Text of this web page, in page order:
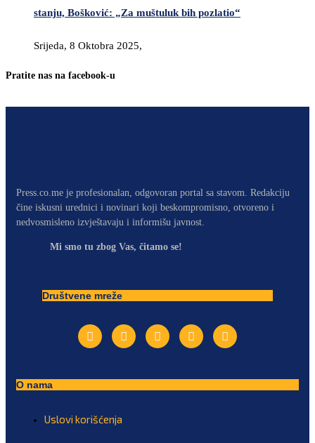
stanju, Bošković: „Za muštuluk bih pozlatio“
Srijeda, 8 Oktobra 2025,
Pratite nas na facebook-u
Press.co.me je profesionalan, odgovoran portal sa stavom. Redakciju
čine iskusni urednici i novinari koji beskompromisno, otvoreno i
nedvosmisleno izvještavaju i informišu javnost.
Mi smo tu zbog Vas, čitamo se!
Društvene mreže
O nama
Uslovi korišćenja